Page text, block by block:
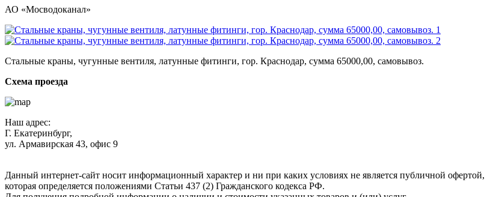
АО «Мосводоканал»
Стальные краны, чугунные вентиля, латунные фитинги, гор. Краснодар, сумма 65000,00, самовывоз.
Схема проезда
Наш адрес:
Г. Екатеринбург,
ул. Армавирская 43, офис 9
Данный интернет-сайт носит информационный характер и ни при каких условиях не является публичной офертой,
которая определяется положениями Статьи 437 (2) Гражданского кодекса РФ.